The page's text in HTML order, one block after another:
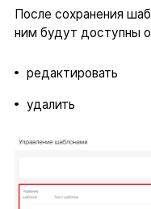
После сохранения
ним будут доступны
редактировать
удалить